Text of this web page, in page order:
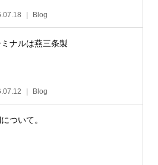
Blog
ミナルは燕三条製
Blog
ついて。